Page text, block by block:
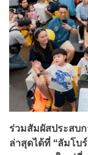
ร่วมสัมผัสประสบ
ล่าสุดได้ที่ “ลัมโบ